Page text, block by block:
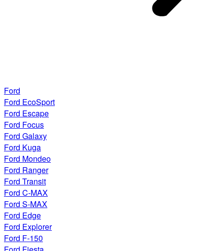
Ford
Ford EcoSport
Ford Escape
Ford Focus
Ford Galaxy
Ford Kuga
Ford Mondeo
Ford Ranger
Ford Transit
Ford C-MAX
Ford S-MAX
Ford Edge
Ford Explorer
Ford F-150